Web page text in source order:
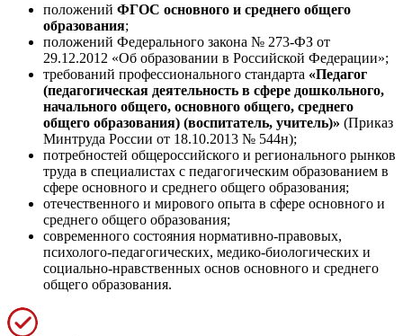
положений ФГОС основного и среднего общего
образования;
положений Федерального закона № 273-ФЗ от
29.12.2012 «Об образовании в Российской Федерации»;
требований профессионального стандарта «Педагог
(педагогическая деятельность в сфере дошкольного,
начального общего, основного общего, среднего
общего образования) (воспитатель, учитель)» (Приказ
Минтруда России от 18.10.2013 № 544н);
потребностей общероссийского и регионального рынков
труда в специалистах с педагогическим образованием в
сфере основного и среднего общего образования;
отечественного и мирового опыта в сфере основного и
среднего общего образования;
современного состояния нормативно-правовых,
психолого-педагогических, медико-биологических и
социально-нравственных основ основного и среднего
общего образования.